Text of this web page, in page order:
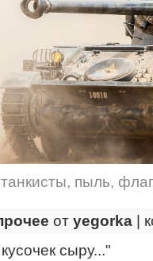
танкисты, пыль, флаг
от yegorka
сыру..."